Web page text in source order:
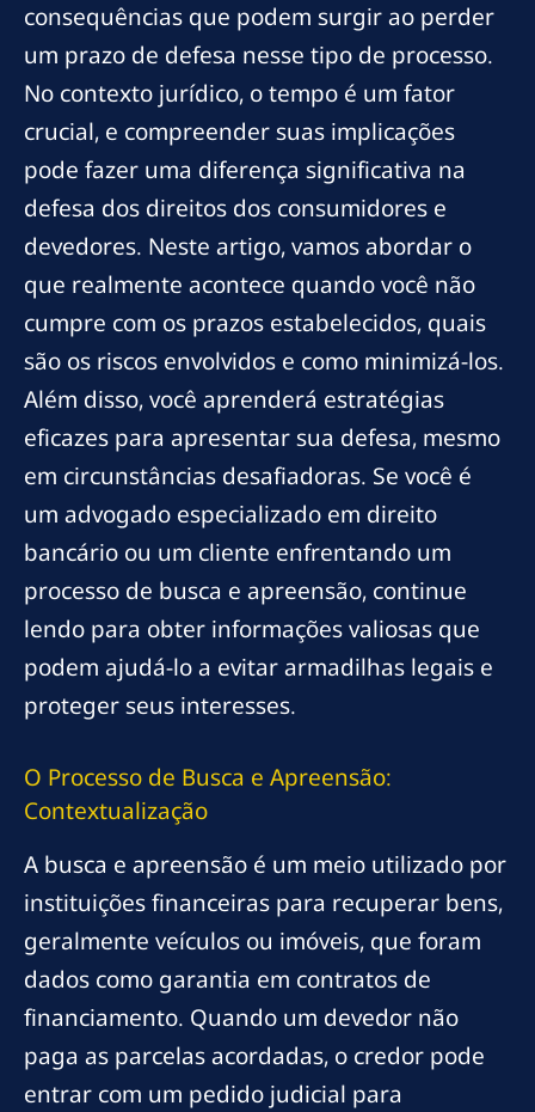
consequências que podem surgir ao perder
um prazo de defesa nesse tipo de processo.
No contexto jurídico, o tempo é um fator
crucial, e compreender suas implicações
pode fazer uma diferença significativa na
defesa dos direitos dos consumidores e
devedores. Neste artigo, vamos abordar o
que realmente acontece quando você não
cumpre com os prazos estabelecidos, quais
são os riscos envolvidos e como minimizá-los.
Além disso, você aprenderá estratégias
eficazes para apresentar sua defesa, mesmo
em circunstâncias desafiadoras. Se você é
um advogado especializado em direito
bancário ou um cliente enfrentando um
processo de busca e apreensão, continue
lendo para obter informações valiosas que
podem ajudá-lo a evitar armadilhas legais e
proteger seus interesses.
O Processo de Busca e Apreensão:
Contextualização
A busca e apreensão é um meio utilizado por
instituições financeiras para recuperar bens,
geralmente veículos ou imóveis, que foram
dados como garantia em contratos de
financiamento. Quando um devedor não
paga as parcelas acordadas, o credor pode
entrar com um pedido judicial para